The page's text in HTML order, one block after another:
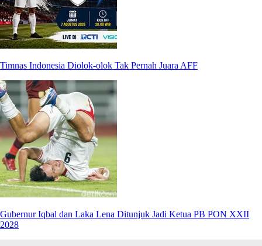
Timnas Indonesia Diolok-olok Tak Pernah Juara AFF
Gubernur Iqbal dan Laka Lena Ditunjuk Jadi Ketua PB PON XXII
2028